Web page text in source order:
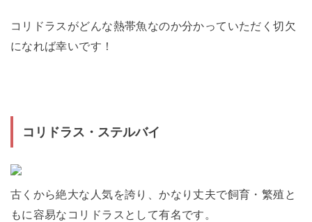
コリドラスがどんな熱帯魚なのか分かっていただく切欠
になれば幸いです！
コリドラス・ステルバイ
古くから絶大な人気を誇り、かなり丈夫で飼育・繁殖と
もに容易なコリドラスとして有名です。